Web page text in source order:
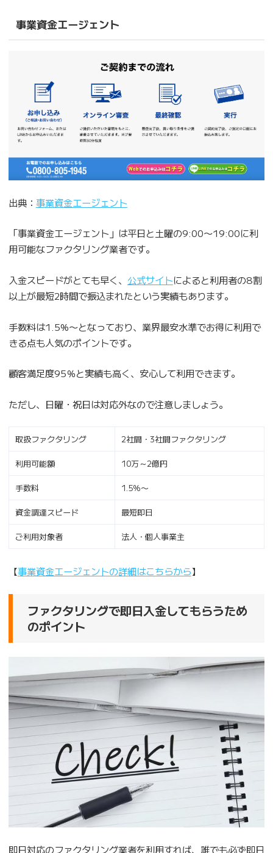
事業資金エージェント
出典： 事業資金エージェント
「事業資金エージェント」は平日と土曜の9:00〜19:00に利
用可能なファクタリング業者です。
入金スピードがとても早く、 公式サイトによると利用者の8割
以上が最短2時間で振込まれたという実績もあります。
手数料は1.5%〜となっており、業界最安水準でお得に利用で
きる点も人気のポイントです。
顧客満足度95％と実績も高く、安心して利用できます。
ただし、日曜・祝日は対応外なので注意しましょう。
取扱ファクタリング 2社間・3社間ファクタリング
利用可能額 10万～2億円
手数料 1.5％〜
資金調達スピード 最短即日
ご利用対象者 法人・個人事業主
【事業資金エージェントの詳細はこちらから】
ファクタリングで即日入金してもらうため
のポイント
即日対応のファクタリング業者を利用すれば、誰でも必ず即日